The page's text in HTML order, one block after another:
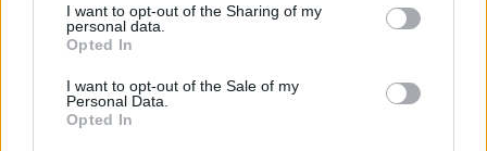
not limited to your visit or usage behaviour. You may click to
grant or deny consent to Google and its third-party tags to
use your data for below specified purposes in below Google
consent section.
I want to opt-out of the Sharing of my
personal data.
Opted In
I want to opt-out of the Sale of my
Personal Data.
Opted In
που έχει δεχτεί.
«Δεν με ενδιαφέρει καθόλου να γίνω διευθύντρια
ψυχαγωγίας ή ενημέρωσης. Είναι μια δουλειά που